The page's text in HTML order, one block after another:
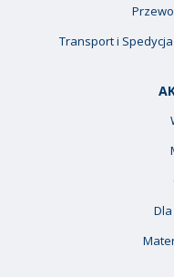
Transport i Spedycja